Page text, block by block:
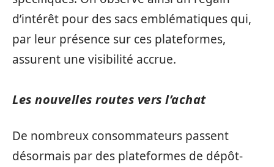
d’intérêt pour des sacs emblématiques qui,
par leur présence sur ces plateformes,
assurent une visibilité accrue.
Les nouvelles routes vers l’achat
De nombreux consommateurs passent
désormais par des plateformes de dépôt-